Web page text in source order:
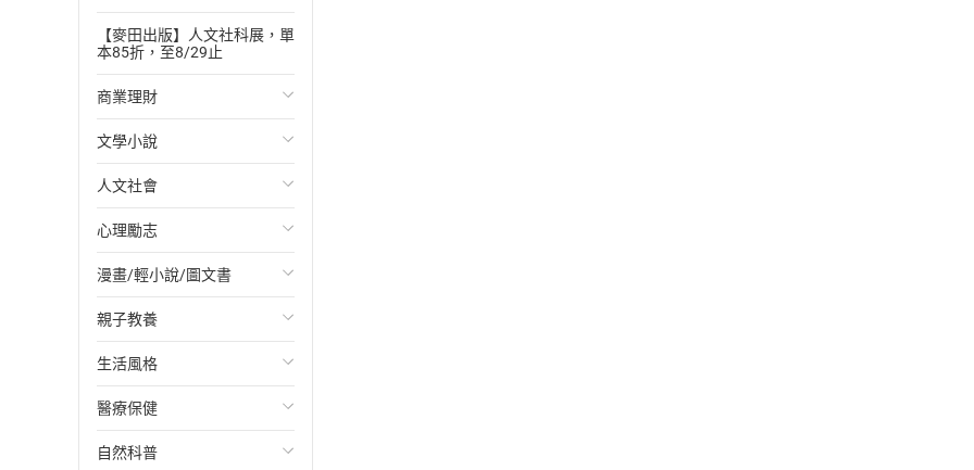
【麥田出版】人文社科展，單
本85折，至8/29止
商業理財
投資理財
經濟/趨勢
財務/金融
管理/領導
職場工作術
成功法
行銷/廣告
傳記
文學小說
歐美文學
日本文學
韓國文學
華文文學
經典文學
成長/家庭生活小說
懸疑/推理小說
人文社會
國際關係
政治
社會科學
台灣/中國歷史
日/韓歷史
其他歷史/史學
心理勵志
心靈成長/情緒
人際關係
兩性關係
心理學
漫畫/輕小說/圖文書
輕小說
奇幻/科幻
愛情故事
職場/社會寫實
親子教養
教育現場
兒童文學/故事
兒童科普/學習
生活風格
飲食/食譜
健身/美顏
醫療保健
健康/養生
自然科普